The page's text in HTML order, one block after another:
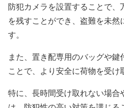
防犯カメラを設置することで
を残すことができ、盗難を未然
す。
また、置き配専用のバッグや
ことで、より安全に荷物を受け
特に、長時間受け取れない場合